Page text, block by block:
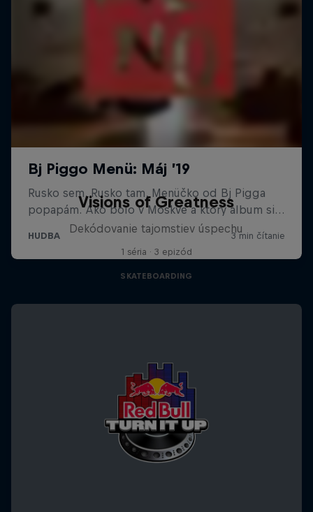
Visions of Greatness
Dekódovanie tajomstiev úspechu
1 séria · 3 epizód
SKATEBOARDING